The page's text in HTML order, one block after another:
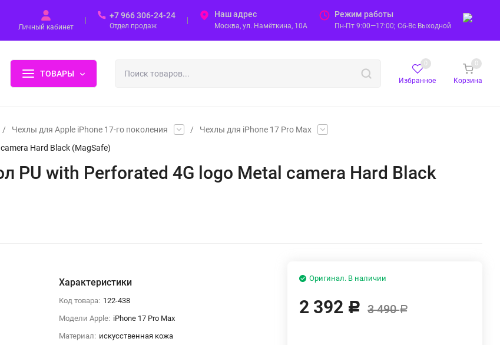
Личный кабинет
+7 966 306-24-24
Отдел продаж
Наш адрес
Москва, ул. Намёткина, 10А
Режим работы
Пн-Пт 9:00—17:00; Сб-Вс Выходной
ТОВАРЫ
Избранное
0
Корзина
0
/ Чехлы для Apple iPhone 17-го поколения /
Чехлы для iPhone 17 Pro Max
Hard Black (MagSafe)
PU with Perforated 4G logo Metal camera Hard Black
Характеристики
Код товара: 122-438
Модели Apple: iPhone 17 Pro Max
Материал: искусственная кожа
Оригинал. В наличии
2 392 Р 3 490Р